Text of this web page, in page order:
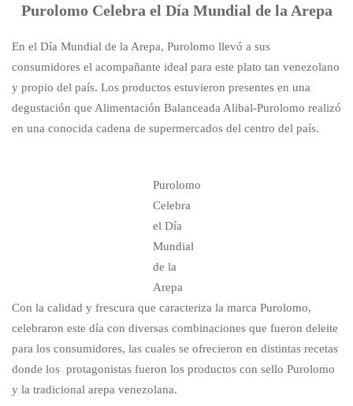
Purolomo Celebra el Día Mundial de la Arepa
En el Día Mundial de la Arepa, Purolomo llevó a sus
consumidores el acompañante ideal para este plato tan venezolano
y propio del país. Los productos estuvieron presentes en una
degustación que Alimentación Balanceada Alibal-Purolomo realizó
en una conocida cadena de supermercados del centro del país.
Purolomo
Celebra
el Día
Mundial
de la
Arepa
Con la calidad y frescura que caracteriza la marca Purolomo,
celebraron este día con diversas combinaciones que fueron deleite
para los consumidores, las cuales se ofrecieron en distintas recetas
donde los protagonistas fueron los productos con sello Purolomo
y la tradicional arepa venezolana.